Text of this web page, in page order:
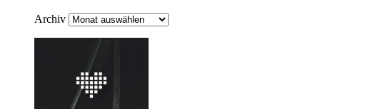
Archiv